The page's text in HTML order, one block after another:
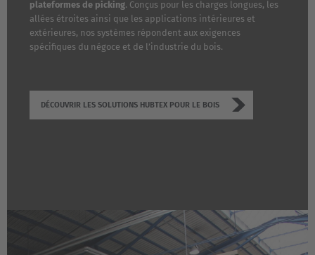
Português
plateformes de picking. Conçus pour les charges longues, les
allées étroites ainsi que les applications intérieures et
extérieures, nos systèmes répondent aux exigences
spécifiques du négoce et de l’industrie du bois.
DÉCOUVRIR LES SOLUTIONS HUBTEX POUR LE BOIS